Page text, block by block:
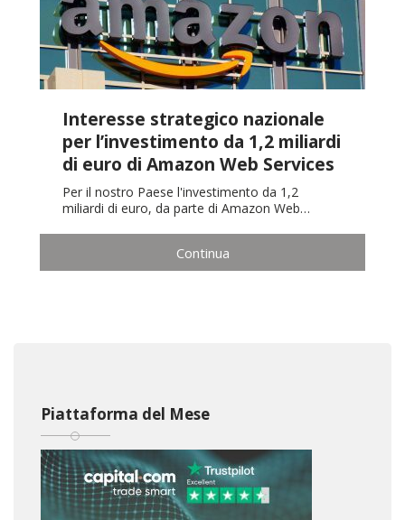
Interesse strategico nazionale
per l’investimento da 1,2 miliardi
di euro di Amazon Web Services
Per il nostro Paese l'investimento da 1,2
miliardi di euro, da parte di Amazon Web…
Continua
Piattaforma del Mese